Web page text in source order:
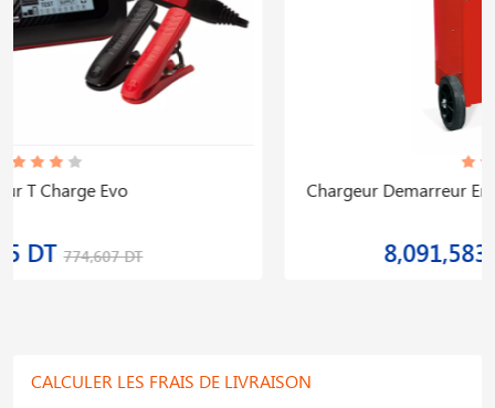
Chargeur Demarreur Energy 1500 Start 230 400v 12
8,091,583 DT
CALCULER LES FRAIS DE LIVRAISON